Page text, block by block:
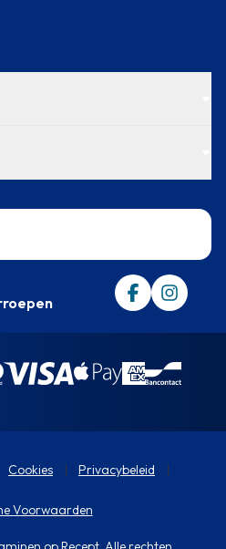
Cookies Privacybeleid
Voorwaarden